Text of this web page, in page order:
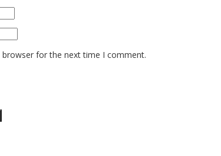
for the next time I comment.